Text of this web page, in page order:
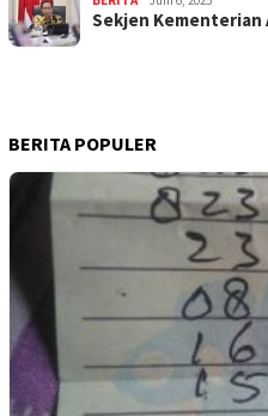
Sekjen Kementerian
BERITA POPULER